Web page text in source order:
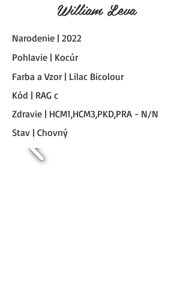
William Leva
Narodenie | 2022
Pohlavie | Kocúr
Farba a Vzor | Lilac Bicolour
Kód | RAG c
Zdravie | HCM1,HCM3,PKD,PRA - N/N
Stav | Chovný